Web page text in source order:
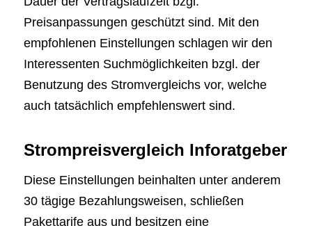
Preisanpassungen geschützt sind. Mit den
empfohlenen Einstellungen schlagen wir den
Interessenten Suchmöglichkeiten bzgl. der
Benutzung des Stromvergleichs vor, welche
auch tatsächlich empfehlenswert sind.
Strompreisvergleich Inforatgeber
Diese Einstellungen beinhalten unter anderem
30 tägige Bezahlungsweisen, schließen
Pakettarife aus und besitzen eine